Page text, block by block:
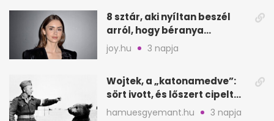
8 sztár, aki nyíltan beszél
arról, hogy béranya
segítette a családalapítást
joy.hu 3 napja
Wojtek, a „katonamedve”:
sört ivott, és lőszert cipelt
Monte Cassinónál
hamuesgyemant.hu 3 napja